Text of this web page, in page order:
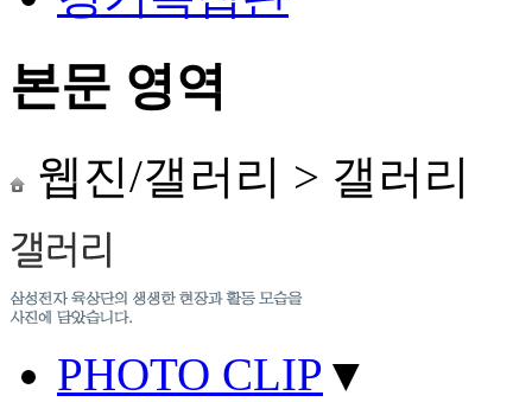
본문 영역
웹진/갤러리 > 갤러리
PHOTO CLIP ▼